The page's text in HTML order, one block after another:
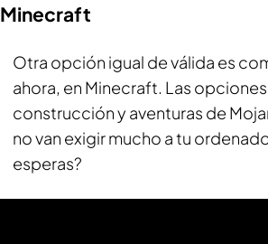
Minecraft
Otra opción igual de válida es
ahora, en Minecraft. Las
construcción y aventuras de
no van exigir mucho a tu
esperas?